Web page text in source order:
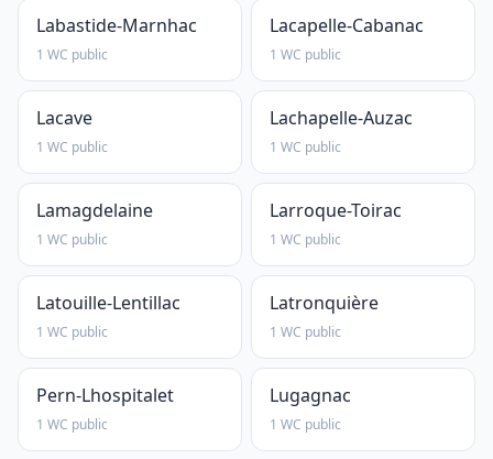
Labastide-Marnhac
1 WC public
Lacapelle-Cabanac
1 WC public
Lacave
1 WC public
Lachapelle-Auzac
1 WC public
Lamagdelaine
1 WC public
Larroque-Toirac
1 WC public
Latouille-Lentillac
1 WC public
Latronquière
1 WC public
Pern-Lhospitalet
1 WC public
Lugagnac
1 WC public